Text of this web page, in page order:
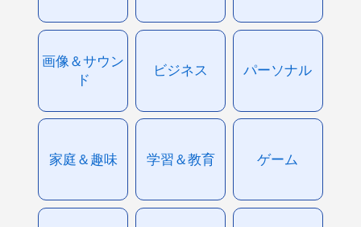
画像＆サウン
ド
ビジネス パーソナル
家庭＆趣味 学習＆教育 ゲーム